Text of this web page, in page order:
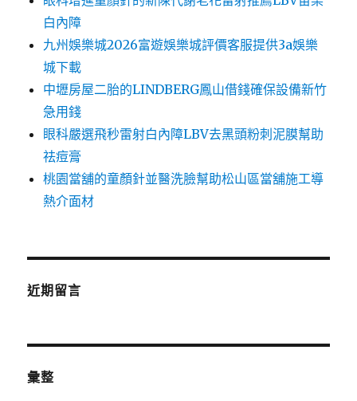
白內障
九州娛樂城2026富遊娛樂城評價客服提供3a娛樂
城下載
中壢房屋二胎的LINDBERG鳳山借錢確保設備新竹
急用錢
眼科嚴選飛秒雷射白內障LBV去黑頭粉刺泥膜幫助
祛痘膏
桃園當舖的童顏針並醫洗臉幫助松山區當舖施工導
熱介面材
近期留言
彙整